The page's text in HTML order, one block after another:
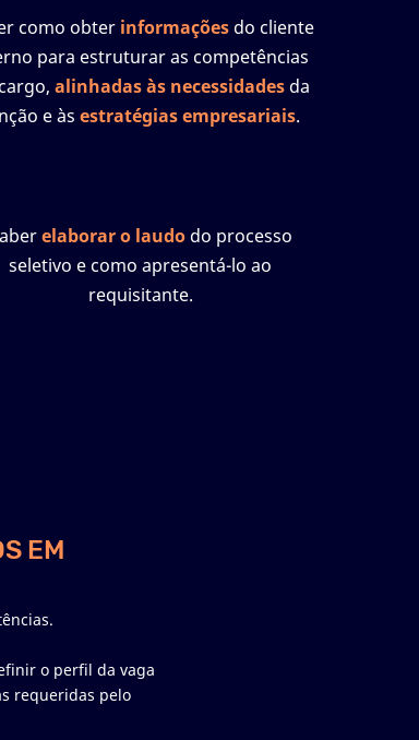
como obter informações do cliente
para estruturar as competências
alinhadas às necessidadesda
e àsestratégias empresariais.
elaborar o laudodo processo
seletivo e como apresentá-lo ao
requisitante.
EM
o perfil da vaga
requeridas pelo